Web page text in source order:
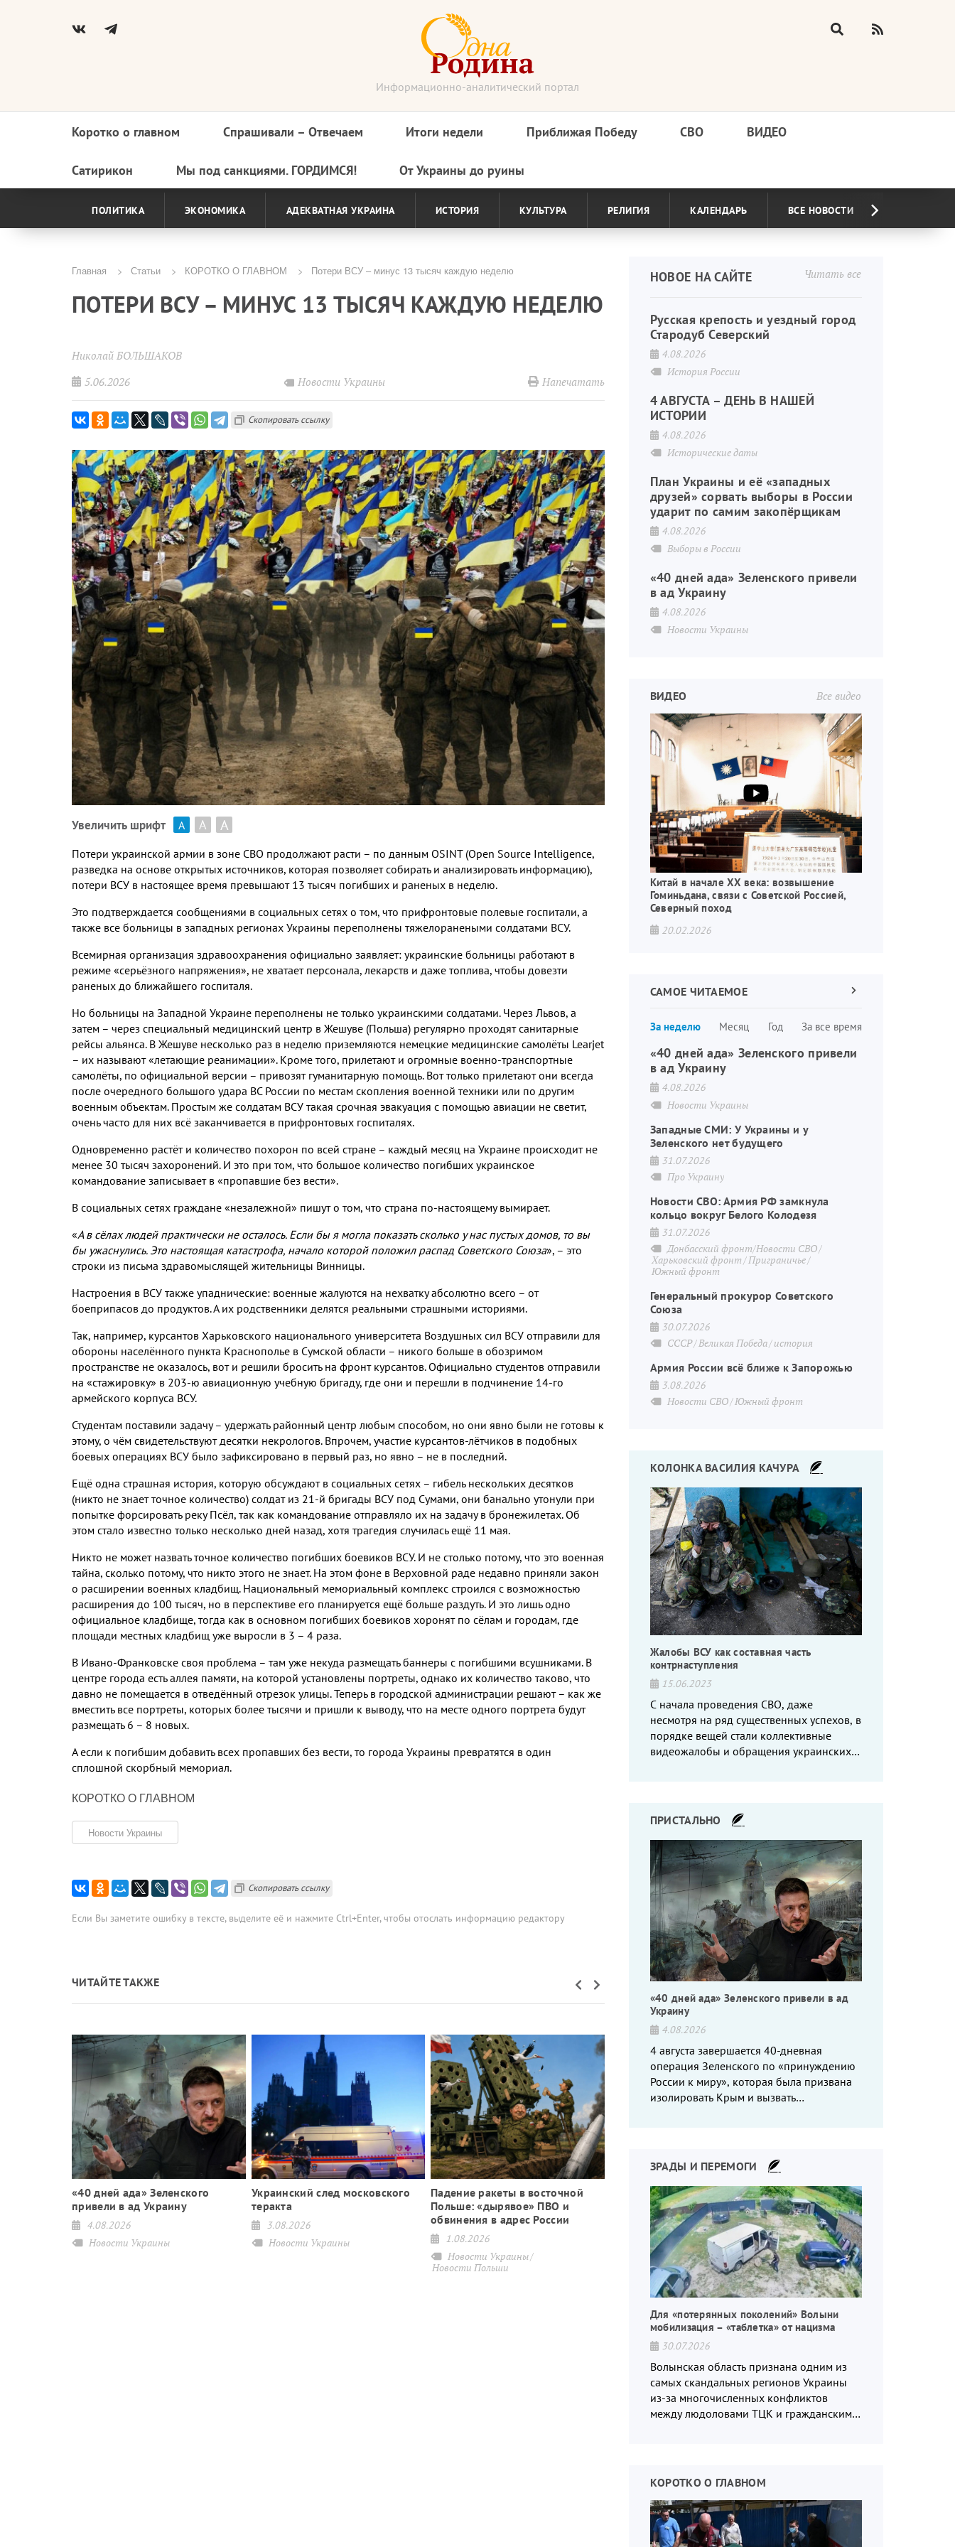
Информационно-аналитический портал
Основная
навигация
Коротко о главном Спрашивали – Отвечаем Итоги недели Приближая Победу СВО ВИДЕО
Сатирикон Мы под санкциями. ГОРДИМСЯ! От Украины до руины
ПОЛИТИКА ЭКОНОМИКА АДЕКВАТНАЯ УКРАИНА ИСТОРИЯ КУЛЬТУРА РЕЛИГИЯ КАЛЕНДАРЬ ВСЕ НОВОСТИ
Строка
навигации
Главная Статьи КОРОТКО О ГЛАВНОМ Потери ВСУ – минус 13 тысяч каждую неделю
ПОТЕРИ ВСУ – МИНУС 13 ТЫСЯЧ КАЖДУЮ НЕДЕЛЮ
Николай БОЛЬШАКОВ
5.06.2026
Новости Украины Напечатать
Скопировать ссылку
Увеличить шрифт А А А
Потери украинской армии в зоне СВО продолжают расти – по данным OSINT (Open Source Intelligence,
разведка на основе открытых источников, которая позволяет собирать и анализировать информацию),
потери ВСУ в настоящее время превышают 13 тысяч погибших и раненых в неделю.
Это подтверждается сообщениями в социальных сетях о том, что прифронтовые полевые госпитали, а
также все больницы в западных регионах Украины переполнены тяжелоранеными солдатами ВСУ.
Всемирная организация здравоохранения официально заявляет: украинские больницы работают в
режиме «серьёзного напряжения», не хватает персонала, лекарств и даже топлива, чтобы довезти
раненых до ближайшего госпиталя.
Но больницы на Западной Украине переполнены не только украинскими солдатами. Через Львов, а
затем – через специальный медицинский центр в Жешуве (Польша) регулярно проходят санитарные
рейсы альянса. В Жешуве несколько раз в неделю приземляются немецкие медицинские самолёты Learjet
– их называют «летающие реанимации». Кроме того, прилетают и огромные военно-транспортные
самолёты, по официальной версии – привозят гуманитарную помощь. Вот только прилетают они всегда
после очередного большого удара ВС России по местам скопления военной техники или по другим
военным объектам. Простым же солдатам ВСУ такая срочная эвакуация с помощью авиации не светит,
очень часто для них всё заканчивается в прифронтовых госпиталях.
Одновременно растёт и количество похорон по всей стране – каждый месяц на Украине происходит не
менее 30 тысяч захоронений. И это при том, что большое количество погибших украинское
командование записывает в «пропавшие без вести».
В социальных сетях граждане «незалежной» пишут о том, что страна по-настоящему вымирает.
«А в сёлах людей практически не осталось. Если бы я могла показать сколько у нас пустых домов, то вы
бы ужаснулись. Это настоящая катастрофа, начало которой положил распад Советского Союза», – это
строки из письма здравомыслящей жительницы Винницы.
Настроения в ВСУ также упаднические: военные жалуются на нехватку абсолютно всего – от
боеприпасов до продуктов.А их родственники делятся реальными страшными историями.
Так, например, курсантов Харьковского национального университета Воздушных сил ВСУ отправили для
обороны населённого пункта Краснополье в Сумской области – никого больше в обозримом
пространстве не оказалось, вот и решили бросить на фронт курсантов.Официально студентов отправили
на «стажировку» в 203-ю авиационную учебную бригаду, где они и перешли в подчинение 14-го
армейского корпуса ВСУ.
Студентам поставили задачу – удержать районный центр любым способом, но они явно были не готовы к
этому, о чём свидетельствуют десятки некрологов. Впрочем, участие курсантов-лётчиков в подобных
боевых операциях ВСУ было зафиксировано в первый раз, но явно – не в последний.
Ещё одна страшная история, которую обсуждают в социальных сетях – гибель нескольких десятков
(никто не знает точное количество) солдат из 21-й бригады ВСУ под Сумами, они банально утонули при
попытке форсировать реку Псёл, так как командование отправляло их на задачу в бронежилетах.Об
этом стало известно только несколько дней назад, хотя трагедия случилась ещё 11 мая.
Никто не может назвать точное количество погибших боевиков ВСУ. И не столько потому, что это военная
тайна, сколько потому, что никто этого не знает. На этом фоне в Верховной раде недавно приняли закон
о расширении военных кладбищ. Национальный мемориальный комплекс строился с возможностью
расширения до 100 тысяч, но в перспективе его планируется ещё больше раздуть. И это лишь одно
официальное кладбище, тогда как в основном погибших боевиков хоронят по сёлам и городам, где
площади местных кладбищ уже выросли в 3 – 4 раза.
В Ивано-Франковске своя проблема – там уже некуда размещать баннеры с погибшими всушниками. В
центре города есть аллея памяти, на которой установлены портреты, однако их количество таково, что
давно не помещается в отведённый отрезок улицы.Теперь в городской администрации решают – как же
вместить все портреты, которых более тысячи и пришли к выводу, что на месте одного портрета будут
размещать 6 – 8 новых.
А если к погибшим добавить всех пропавших без вести, то города Украины превратятся в один
сплошной скорбный мемориал.
КОРОТКО О ГЛАВНОМ
Новости Украины
Скопировать ссылку
Если Вы заметите ошибку в тексте, выделите её и нажмите Ctrl+Enter, чтобы отослать информацию редактору
ЧИТАЙТЕ ТАКЖЕ
«40 дней ада» Зеленского
привели в ад Украину
4.08.2026
Новости Украины
Украинский след московского
теракта
3.08.2026
Новости Украины
Падение ракеты в восточной
Польше: «дырявое» ПВО и
обвинения в адрес России
1.08.2026
Новости Украины
Новости Польши
в лапах
Читать все
НОВОЕ НА САЙТЕ
Русская крепость и уездный город
Стародуб Северский
4.08.2026
История России
4 АВГУСТА – ДЕНЬ В НАШЕЙ
ИСТОРИИ
4.08.2026
Исторические даты
План Украины и её «западных
друзей» сорвать выборы в России
ударит по самим закопёрщикам
4.08.2026
Выборы в России
«40 дней ада» Зеленского привели
в ад Украину
4.08.2026
Новости Украины
Все видео
ВИДЕО
Китай в начале XX века: возвышение
Гоминьдана, связи с Советской Россией,
Северный поход
20.02.2026
САМОЕ ЧИТАЕМОЕ
За неделю Месяц Год За все времястраниц
Следующая
«40 дней ада» Зеленского привели
в ад Украину
4.08.2026
Новости Украины
Западные СМИ: У Украины и у
Зеленского нет будущего
31.07.2026
Про Украину
Новости СВО: Армия РФ замкнула
кольцо вокруг Белого Колодезя
31.07.2026
Донбасский фронт/Новости СВО
Харьковский фронт Приграничье
Южный фронт
Генеральный прокурор Советского
Союза
30.07.2026
СССР Великая Победа история
Армия России всё ближе к Запорожью
3.08.2026
Новости СВО Южный фронт
КОЛОНКА ВАСИЛИЯ КАЧУРА
Жалобы ВСУ как составная часть
контрнаступления
15.06.2023
С начала проведения СВО, даже
несмотря на ряд существенных успехов, в
порядке вещей стали коллективные
видеожалобы и обращения украинских
ПРИСТАЛЬНО
«40 дней ада» Зеленского привели в ад
Украину
4.08.2026
4 августа завершается 40-дневная
операция Зеленского по «принуждению
России к миру», которая была призвана
изолировать Крым и вызвать
ЗРАДЫ И ПЕРЕМОГИ
Для «потерянных поколений» Волыни
мобилизация – «таблетка» от нацизма
30.07.2026
Волынская область признана одним из
самых скандальных регионов Украины
из-за многочисленных конфликтов
между людоловами ТЦК и гражданским
КОРОТКО О ГЛАВНОМ